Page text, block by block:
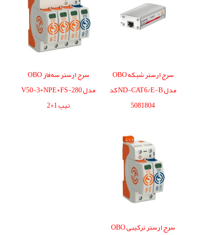
سرج ارستر شبکه OBO
مدل ND-CAT6/E-B کد
5081804
سرج ارستر سه‌فاز OBO
مدل V50-3+NPE+FS-280
تیپ 1+2
سرج ارستر ترکیبی OBO